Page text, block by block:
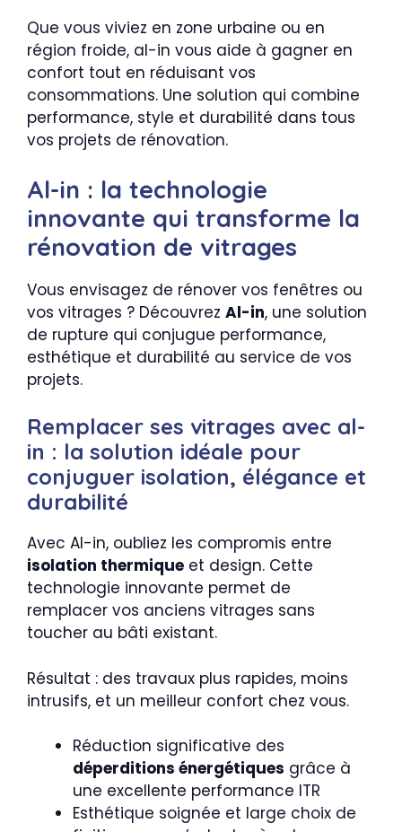
Que vous viviez en zone urbaine ou en
région froide, al-in vous aide à gagner en
confort tout en réduisant vos
consommations. Une solution qui combine
performance, style et durabilité dans tous
vos projets de rénovation.
Al-in : la technologie
innovante qui transforme la
rénovation de vitrages
Vous envisagez de rénover vos fenêtres ou
vos vitrages ? Découvrez Al-in, une solution
de rupture qui conjugue performance,
esthétique et durabilité au service de vos
projets.
Remplacer ses vitrages avec al-
in : la solution idéale pour
conjuguer isolation, élégance et
durabilité
Avec Al-in, oubliez les compromis entre
isolation thermique et design. Cette
technologie innovante permet de
remplacer vos anciens vitrages sans
toucher au bâti existant.
Résultat : des travaux plus rapides, moins
intrusifs, et un meilleur confort chez vous.
Réduction significative des
déperditions énergétiques grâce à
une excellente performance ITR
Esthétique soignée et large choix de